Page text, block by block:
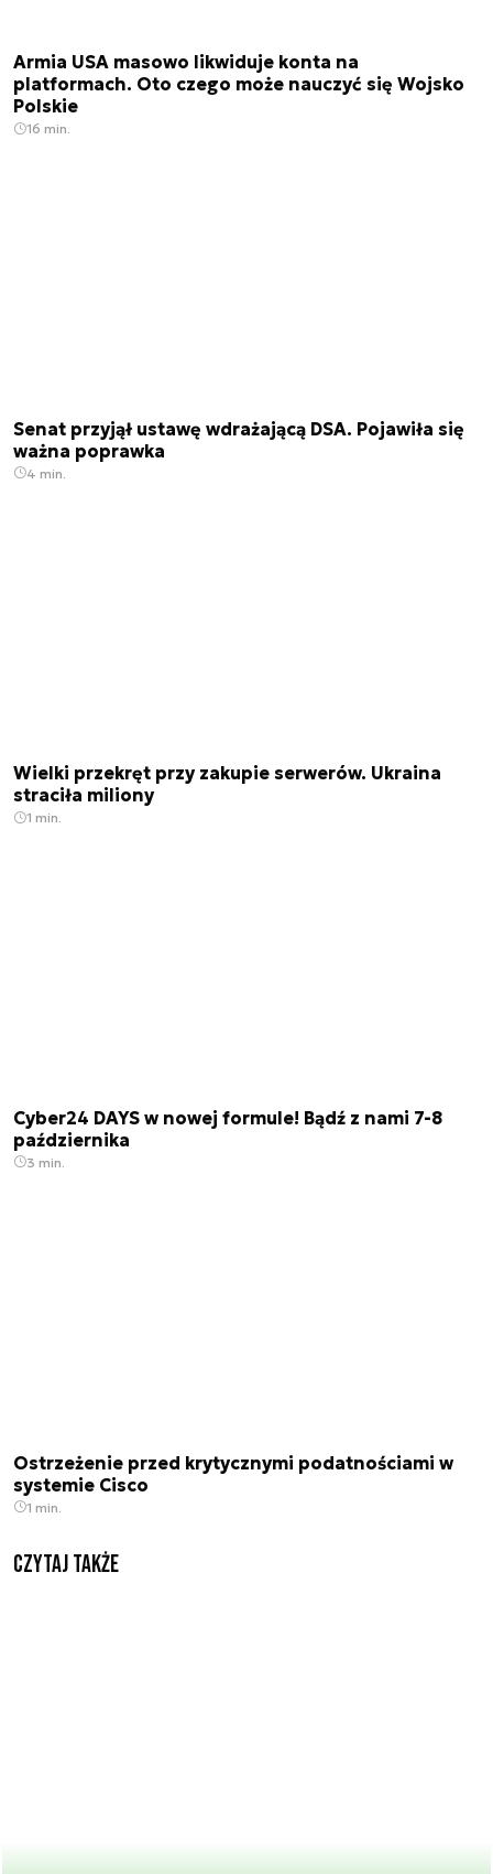
Armia USA masowo likwiduje konta na
platformach. Oto czego może nauczyć się Wojsko
Polskie
16 min.
Senat przyjął ustawę wdrażającą DSA. Pojawiła się
ważna poprawka
4 min.
Wielki przekręt przy zakupie serwerów. Ukraina
straciła miliony
1 min.
Cyber24 DAYS w nowej formule! Bądź z nami 7-8
października
3 min.
Ostrzeżenie przed krytycznymi podatnościami w
systemie Cisco
1 min.
Czytaj także